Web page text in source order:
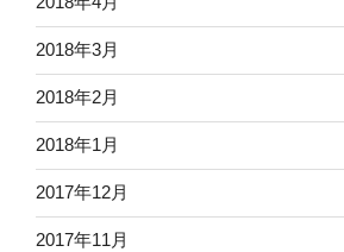
2018年3月
2018年2月
2018年1月
2017年12月
2017年11月